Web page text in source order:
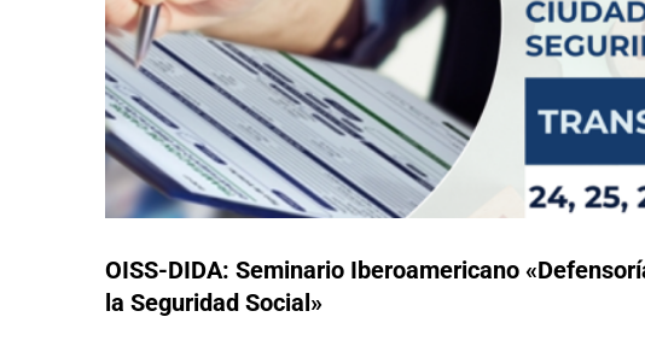
OISS-DIDA: Seminario Iberoamericano
la Seguridad Social»